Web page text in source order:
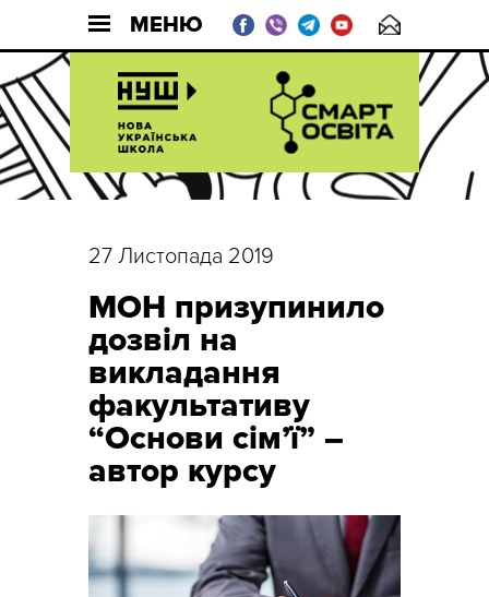
МЕНЮ
27 Листопада 2019
МОН призупинило
дозвіл на
викладання
факультативу
“Основи сім’ї” –
автор курсу